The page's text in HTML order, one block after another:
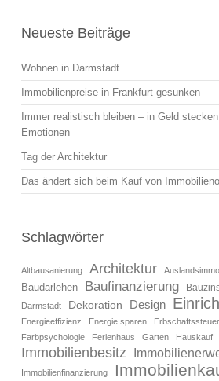
Neueste Beiträge
Wohnen in Darmstadt
Immobilienpreise in Frankfurt gesunken
Immer realistisch bleiben – in Geld
Emotionen
Tag der Architektur
Das ändert sich beim Kauf von
Schlagwörter
Altbausanierung Architektur
Baudarlehen Baufinanzierung
Darmstadt Dekoration Design
Energieeffizienz Energie sparen
Erbschaftssteuer
Farbpsychologie
Ferienhaus Garten Hauskauf
Immobilienbesitz
Immobilienfinanzierung